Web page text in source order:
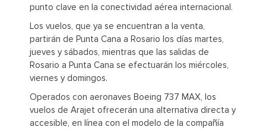
punto clave en la conectividad aérea internacional.
Los vuelos, que ya se encuentran a la venta,
partirán de Punta Cana a Rosario los días martes,
jueves y sábados, mientras que las salidas de
Rosario a Punta Cana se efectuarán los miércoles,
viernes y domingos.
Operados con aeronaves Boeing 737 MAX, los
vuelos de Arajet ofrecerán una alternativa directa y
accesible, en línea con el modelo de la compañía